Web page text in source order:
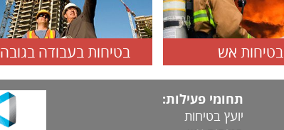
בטיחות אש בטיחות בעבודה בגובה
תחומי פעילות:
יועץ בטיחות